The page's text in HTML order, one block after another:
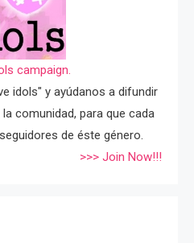
campaign.
idols" y ayúdanos a difundir
comunidad, para que cada
de éste género.
>>> Join Now!!!